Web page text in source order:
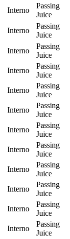
Interno
Passing
Juice
Interno
Passing
Juice
Interno
Passing
Juice
Interno
Passing
Juice
Interno
Passing
Juice
Interno
Passing
Juice
Interno
Passing
Juice
Interno
Passing
Juice
Interno
Passing
Juice
Interno
Passing
Juice
Interno
Passing
Juice
Interno
Passing
Juice